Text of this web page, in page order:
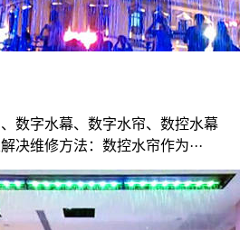
数字水幕、数字水帘、数控水幕
决维修方法：数控水帘作为···